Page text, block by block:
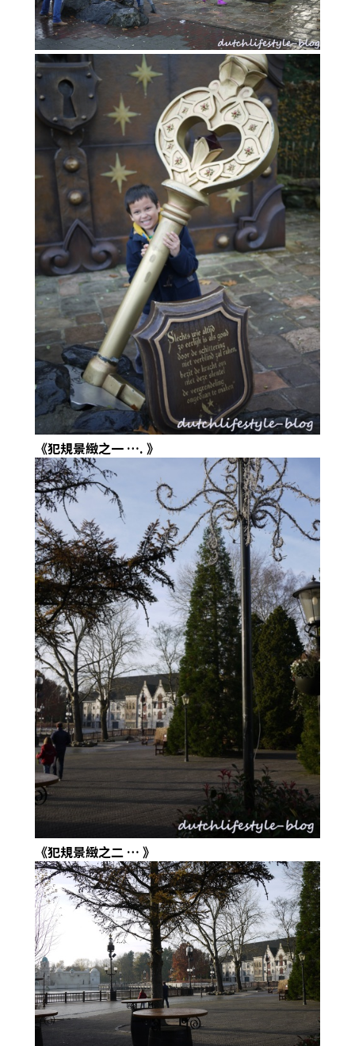
《犯規景緻之一 …. 》
《犯規景緻之二 … 》